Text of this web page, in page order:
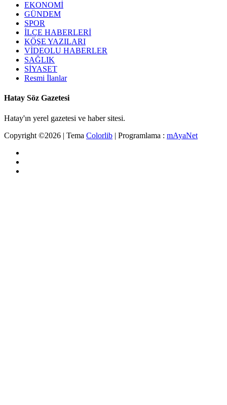
EKONOMİ
GÜNDEM
SPOR
İLÇE HABERLERİ
KÖŞE YAZILARI
VİDEOLU HABERLER
SAĞLIK
SİYASET
Resmi İlanlar
Hatay Söz Gazetesi
Hatay'ın yerel gazetesi ve haber sitesi.
Copyright ©2026 | Tema Colorlib | Programlama : mAyaNet